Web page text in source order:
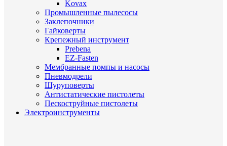
Kovax
Промышленные пылесосы
Заклепочники
Гайковерты
Крепежный инструмент
Prebena
EZ-Fasten
Мембранные помпы и насосы
Пневмодрели
Шуруповерты
Антистатические пистолеты
Пескоструйные пистолеты
Электроинструменты